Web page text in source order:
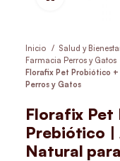
Inicio
Salud y
Farmacia Perros y Gatos
Florafix Pet Probiótico
Perros y Gatos
Florafix
Prebiótico |
Natural